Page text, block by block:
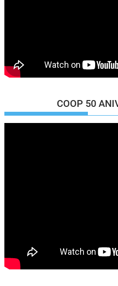
COOP 50